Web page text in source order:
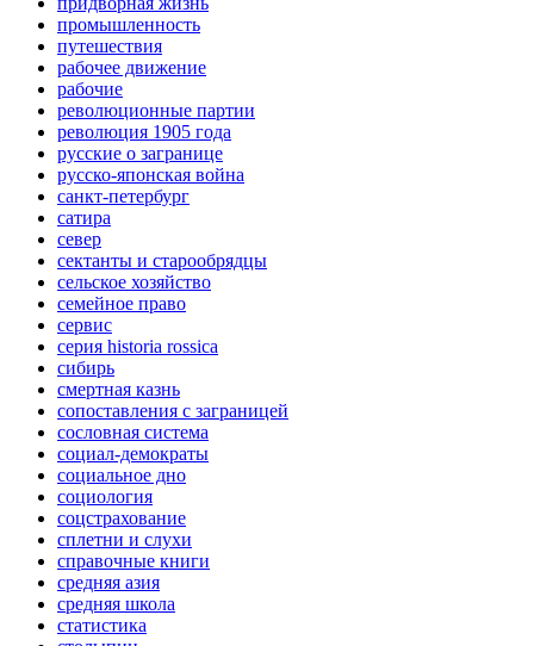
промышленность
путешествия
рабочее движение
рабочие
революционные партии
революция 1905 года
русские о загранице
русско-японская война
санкт-петербург
сатира
север
сектанты и старообрядцы
сельское хозяйство
семейное право
сервис
серия historia rossica
сибирь
смертная казнь
сопоставления с заграницей
сословная система
социал-демократы
социальное дно
социология
соцстрахование
сплетни и слухи
справочные книги
средняя азия
средняя школа
статистика